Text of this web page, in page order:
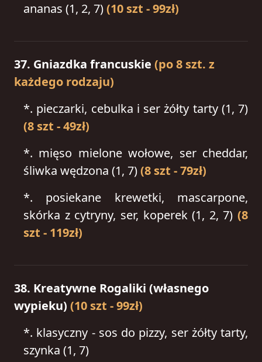
ananas (1, 2, 7)(10 szt - 99zł)
37. Gniazdka francuskie (po 8 szt. z
każdego rodzaju)
*. pieczarki, cebulka i ser żółty tarty (1, 7)
(8 szt - 49zł)
*. mięso mielone wołowe, ser cheddar,
śliwka wędzona (1, 7)(8 szt - 79zł)
*. posiekane krewetki, mascarpone,
skórka z cytryny, ser, koperek (1, 2, 7) (8
szt - 119zł)
38. Kreatywne Rogaliki (własnego
wypieku) (10 szt - 99zł)
*. klasyczny - sos do pizzy, ser żółty tarty,
szynka (1, 7)